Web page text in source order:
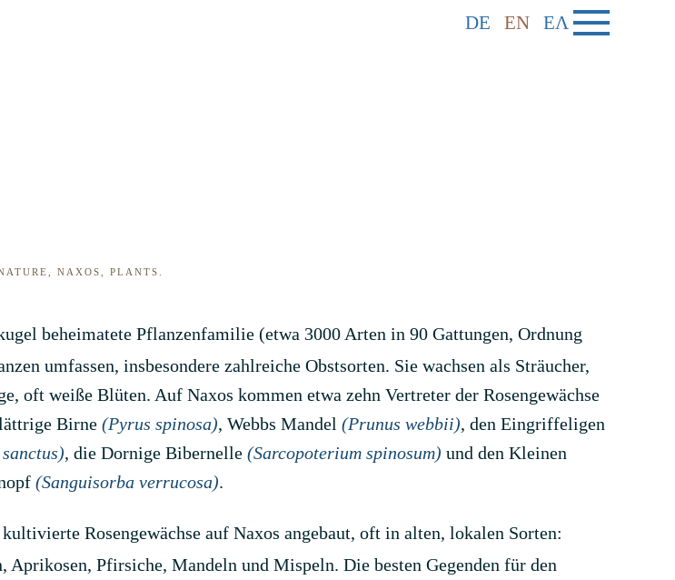
DE EN ΕΛ
NAXOS PLANTS
beheimatete Pflanzenfamilie (etwa 3000 Arten in 90 Gattungen, Ordnung
umfassen, insbesondere zahlreiche Obstsorten. Sie wachsen als Sträucher,
oft weiße Blüten. Auf Naxos kommen etwa zehn Vertreter der Rosengewächse
Birne (Pyrus spinosa), Webbs Mandel (Prunus webbii), den Eingriffeligen
, die Dornige Bibernelle (Sarcopoterium spinosum) und den Kleinen
(Sanguisorba verrucosa).
Rosengewächse auf Naxos angebaut, oft in alten, lokalen Sorten:
Pfirsiche, Mandeln und Mispeln. Die besten Gegenden für den